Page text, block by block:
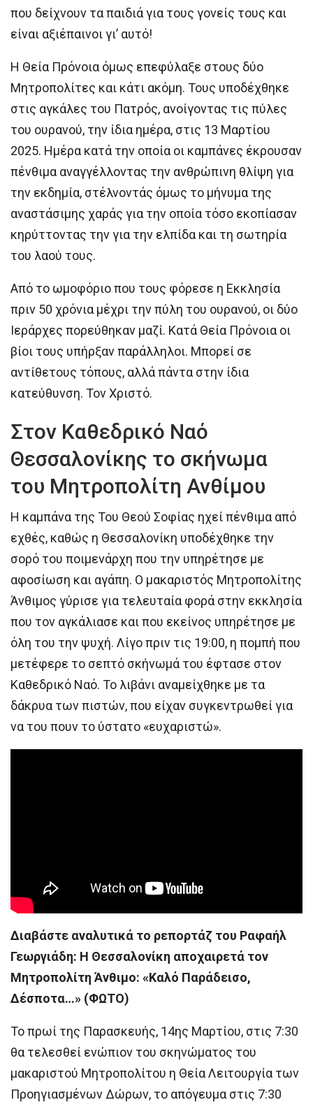
που δείχνουν τα παιδιά για τους γονείς τους και
είναι αξιέπαινοι γι’ αυτό!
Η Θεία Πρόνοια όμως επεφύλαξε στους δύο
Μητροπολίτες και κάτι ακόμη. Τους υποδέχθηκε
στις αγκάλες του Πατρός, ανοίγοντας τις πύλες
του ουρανού, την ίδια ημέρα, στις 13 Μαρτίου
2025. Ημέρα κατά την οποία οι καμπάνες έκρουσαν
πένθιμα αναγγέλλοντας την ανθρώπινη θλίψη για
την εκδημία, στέλνοντάς όμως το μήνυμα της
αναστάσιμης χαράς για την οποία τόσο εκοπίασαν
κηρύττοντας την για την ελπίδα και τη σωτηρία
του λαού τους.
Από το ωμοφόριο που τους φόρεσε η Εκκλησία
πριν 50 χρόνια μέχρι την πύλη του ουρανού, οι δύο
Ιεράρχες πορεύθηκαν μαζί. Κατά Θεία Πρόνοια οι
βίοι τους υπήρξαν παράλληλοι. Μπορεί σε
αντίθετους τόπους, αλλά πάντα στην ίδια
κατεύθυνση. Τον Χριστό.
Στον Καθεδρικό Ναό
Θεσσαλονίκης το σκήνωμα
του Μητροπολίτη Ανθίμου
Η καμπάνα της Του Θεού Σοφίας ηχεί πένθιμα από
εχθές, καθώς η Θεσσαλονίκη υποδέχθηκε την
σορό του ποιμενάρχη που την υπηρέτησε με
αφοσίωση και αγάπη. Ο μακαριστός Μητροπολίτης
Άνθιμος γύρισε για τελευταία φορά στην εκκλησία
που τον αγκάλιασε και που εκείνος υπηρέτησε με
όλη του την ψυχή. Λίγο πριν τις 19:00, η πομπή που
μετέφερε το σεπτό σκήνωμά του έφτασε στον
Καθεδρικό Ναό. Το λιβάνι αναμείχθηκε με τα
δάκρυα των πιστών, που είχαν συγκεντρωθεί για
να του πουν το ύστατο «ευχαριστώ».
Διαβάστε αναλυτικά το ρεπορτάζ του Ραφαήλ
Γεωργιάδη: Η Θεσσαλονίκη αποχαιρετά τον
Μητροπολίτη Άνθιμο: «Καλό Παράδεισο,
Δέσποτα…» (ΦΩΤΟ)
Το πρωί της Παρασκευής, 14ης Μαρτίου, στις 7:30
θα τελεσθεί ενώπιον του σκηνώματος του
μακαριστού Μητροπολίτου η Θεία Λειτουργία των
Προηγιασμένων Δώρων, το απόγευμα στις 7:30